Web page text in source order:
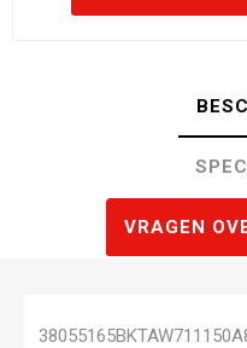
VRAGEN